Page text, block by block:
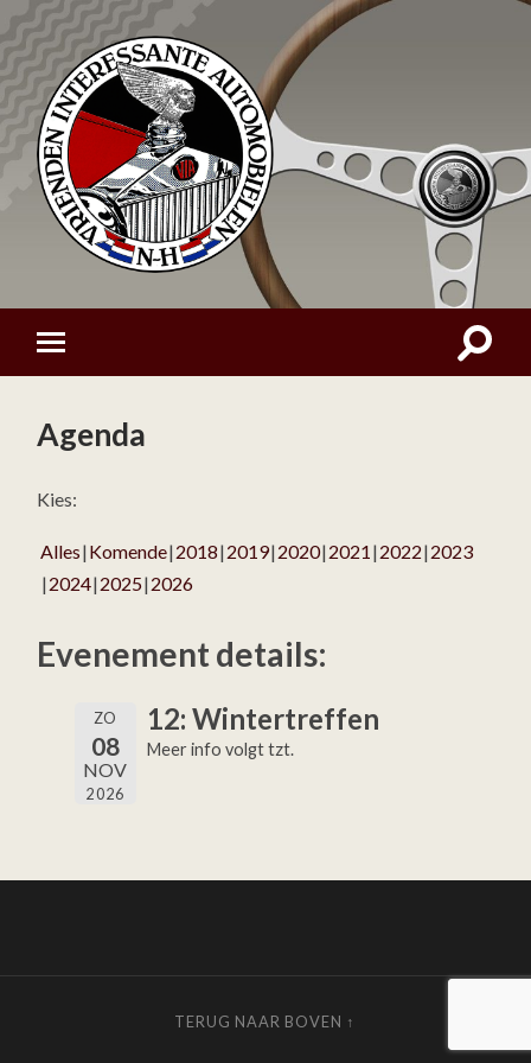
Agenda
Kies:
Alles Komende 2018 2019 2020 2021 2022 2023
2024 2025 2026
Evenement details:
ZO
08
NOV
2026
12: Wintertreffen
Meer info volgt tzt.
TERUG NAAR BOVEN ↑